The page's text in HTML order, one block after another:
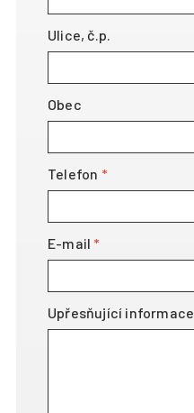
Ulice, č.p.
Obec
Telefon
E-mail
Upřesňující informace